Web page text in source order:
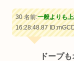
30 名前:一般よりも
16:28:48.87
ドープ